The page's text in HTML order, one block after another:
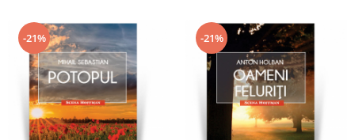
-21% -21%